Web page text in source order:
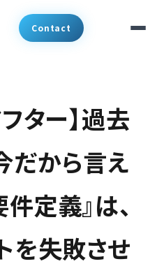
Contact
ター】過去
だから言え
定義』は、
を失敗させ